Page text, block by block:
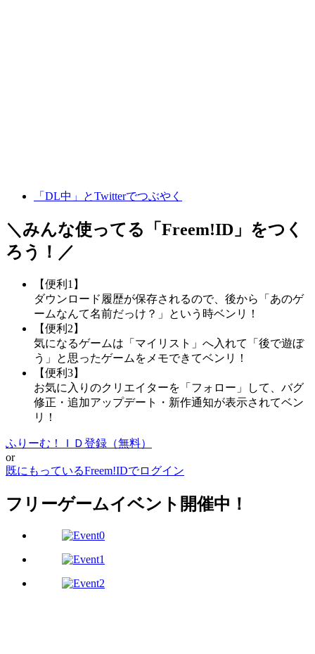
「DL中」とTwitterでつぶやく
＼みんな使ってる「 Freem!ID 」をつく
ろう！／
【便利1】
ダウンロード履歴が保存されるので、後から「あのゲ
ームなんて名前だっけ？」という時ベンリ！
【便利2】
気になるゲームは「マイリスト」へ入れて「後で遊ぼ
う」と思ったゲームをメモできてベンリ！
【便利3】
お気に入りのクリエイターを「フォロー」して、バグ
修正・追加アップデート・新作通知が表示されてベン
リ！
ふりーむ！ＩＤ登録（無料）
or
既にもっているFreem!IDでログイン
フリーゲームイベント開催中！